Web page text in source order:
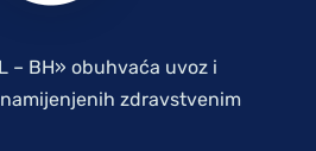
– BH» obuhvaća uvoz i
zdravstvenim